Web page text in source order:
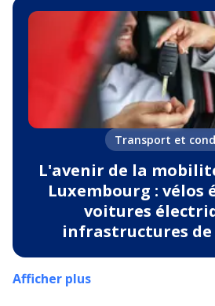
Transport et
L'avenir de la
Luxembourg : vélos
voitures
infrastructures de
Afficher plus